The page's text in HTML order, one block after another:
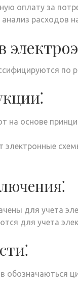
оплату за
расходов
на основе
электронные
для учета
для учета
обозначаються